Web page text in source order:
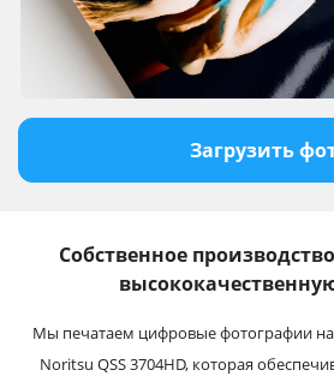
Загрузить
Собственное
Мы печатаем цифровые фотографии
Noritsu QSS 3704HD, которая